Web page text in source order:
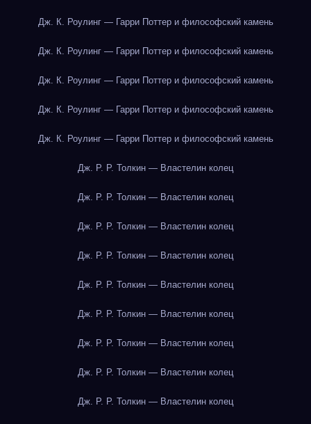
Дж. К. Роулинг — Гарри Поттер и философский камень
Дж. К. Роулинг — Гарри Поттер и философский камень
Дж. К. Роулинг — Гарри Поттер и философский камень
Дж. К. Роулинг — Гарри Поттер и философский камень
Дж. К. Роулинг — Гарри Поттер и философский камень
Дж. Р. Р. Толкин — Властелин колец
Дж. Р. Р. Толкин — Властелин колец
Дж. Р. Р. Толкин — Властелин колец
Дж. Р. Р. Толкин — Властелин колец
Дж. Р. Р. Толкин — Властелин колец
Дж. Р. Р. Толкин — Властелин колец
Дж. Р. Р. Толкин — Властелин колец
Дж. Р. Р. Толкин — Властелин колец
Дж. Р. Р. Толкин — Властелин колец